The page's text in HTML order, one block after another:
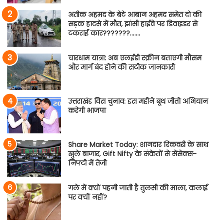
अतीक अहमद के बेटे आबान अहमद समेत दो की
सड़क हादसे में मौत, झांसी हाईवे पर डिवाइडर से
टकराई कार???????…….
चारधाम यात्रा: अब एलईडी स्क्रीन बताएगी मौसम
और मार्ग बंद होने की सटीक जानकारी
उत्तराखंड विस चुनाव: इस महीने बूथ जीतो अभियान
करेगी भाजपा
Share Market Today: शानदार रिकवरी के साथ
खुले बाजार, Gift Nifty के संकेतों से सेंसेक्स-
निफ्टी में तेजी
गले में क्यों पहनी जाती है तुलसी की माला, कलाई
पर क्यों नहीं?